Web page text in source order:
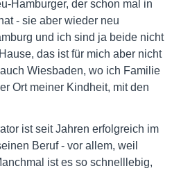
Hamburger, der schon mal in
- sie aber wieder neu
und ich sind ja beide nicht
das ist für mich aber nicht
Wiesbaden, wo ich Familie
Ort meiner Kindheit, mit den
ist seit Jahren erfolgreich im
Beruf - vor allem, weil
ist es so schnelllebig,